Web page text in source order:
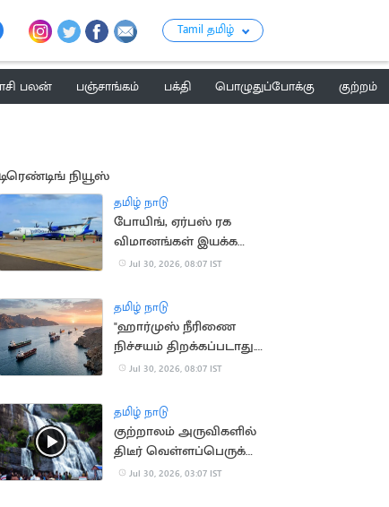
Tamil தமிழ்
பலன் பஞ்சாங்கம் பக்தி பொழுதுப்போக்கு
குற்றம்
டிரெண்டிங் நியூஸ்
தமிழ் நாடு
போயிங், ஏர்பஸ் ரக
விமானங்கள் இயக்க
கோரிக்கை
Jul 30, 2026, 08:07 IST
தமிழ் நாடு
"ஹார்முஸ் நீரிணை
நிச்சயம் திறக்கப்படாது.."
-ஈரான் மீண்டும்
Jul 30, 2026, 08:07 IST
தமிழ் நாடு
குற்றாலம் அருவிகளில்
திடீர் வெள்ளப்பெருக்கு:
சுற்றுலாப் பயணிகள்
Jul 30, 2026, 03:07 IST